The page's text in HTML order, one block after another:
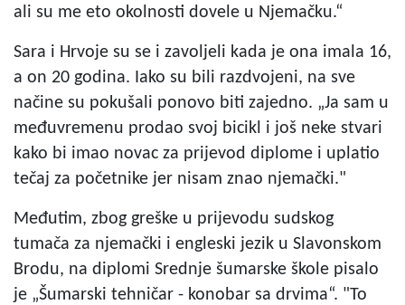
ali su me eto okolnosti dovele u Njemačku.“
Sara i Hrvoje su se i zavoljeli kada je ona imala 16,
a on 20 godina. Iako su bili razdvojeni, na sve
načine su pokušali ponovo biti zajedno. „Ja sam u
međuvremenu prodao svoj bicikl i još neke stvari
kako bi imao novac za prijevod diplome i uplatio
tečaj za početnike jer nisam znao njemački."
Međutim, zbog greške u prijevodu sudskog
tumača za njemački i engleski jezik u Slavonskom
Brodu, na diplomi Srednje šumarske škole pisalo
je „Šumarski tehničar - konobar sa drvima“. "To